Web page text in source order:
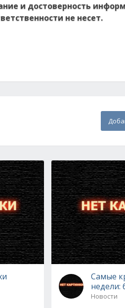
и достоверность
не несет.
Самые
недели:
Новости